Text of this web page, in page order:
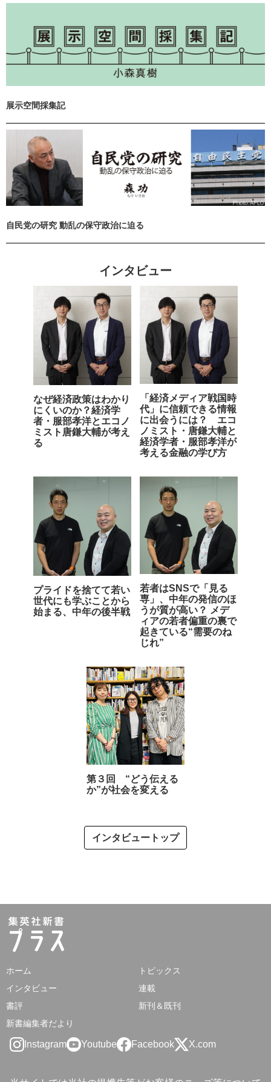
展示空間採集記
自民党の研究 動乱の保守政治に迫る
インタビュー
なぜ経済政策はわかり
にくいのか？経済学
者・服部孝洋とエコノ
ミスト唐鎌大輔が考え
る
「経済メディア戦国時
代」に信頼できる情報
に出会うには？ エコ
ノミスト・唐鎌大輔と
経済学者・服部孝洋が
考える金融の学び方
プライドを捨てて若い
世代にも学ぶことから
始まる、中年の後半戦
若者はSNSで「見る
専」、中年の発信のほ
うが質が高い？ メデ
ィアの若者偏重の裏で
起きている“需要のね
じれ”
第３回 “どう伝える
か”が社会を変える
インタビュートップ
ホーム
トピックス
インタビュー
連載
書評
新刊＆既刊
新書編集者だより
Instagram Youtube Facebook X.com